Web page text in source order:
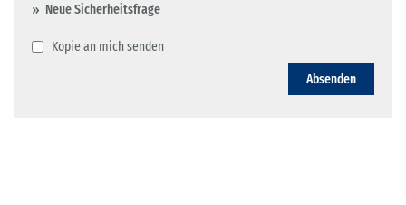
Neue Sicherheitsfrage
Kopie an mich senden
Absenden